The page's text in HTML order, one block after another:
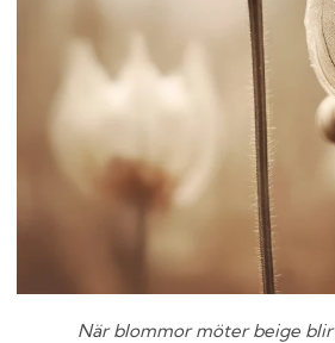
När blommor möter beige